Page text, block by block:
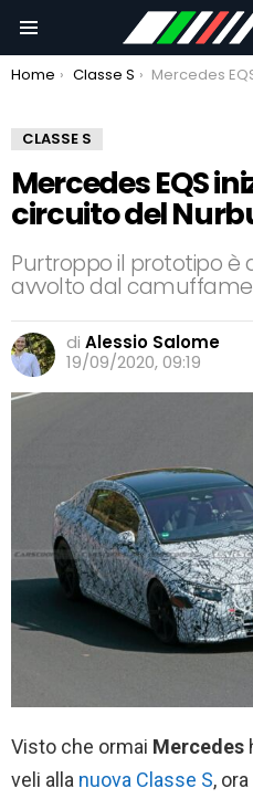
You are here:
Home Classe S Mercedes EQS inizia i test sul circuito del
CLASSE S
Mercedes EQS
circuito del
Purtroppo il prototipo
avvolto dal
di Alessio Salome
19/09/2020, 09:19
Visto che ormai Mercedes
veli alla nuova Classe S,